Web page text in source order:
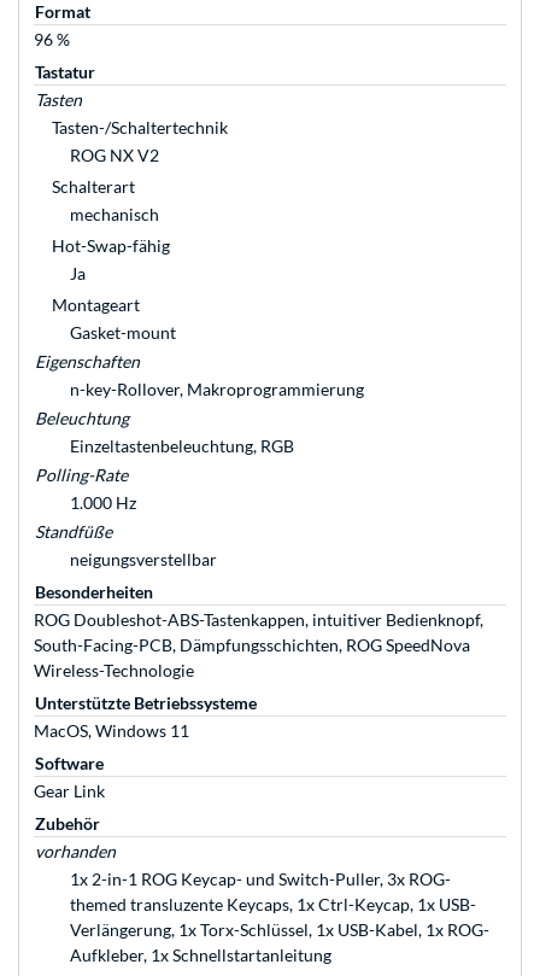
Format
96 %
Tastatur
Tasten
Tasten-/Schaltertechnik
ROG NX V2
Schalterart
mechanisch
Hot-Swap-fähig
Ja
Montageart
Gasket-mount
Eigenschaften
n-key-Rollover, Makroprogrammierung
Beleuchtung
Einzeltastenbeleuchtung, RGB
Polling-Rate
1.000 Hz
Standfüße
neigungsverstellbar
Besonderheiten
ROG Doubleshot-ABS-Tastenkappen, intuitiver Bedienknopf,
South-Facing-PCB, Dämpfungsschichten, ROG SpeedNova
Wireless-Technologie
Unterstützte Betriebssysteme
MacOS, Windows 11
Software
Gear Link
Zubehör
vorhanden
1x 2-in-1 ROG Keycap- und Switch-Puller, 3x ROG-
themed transluzente Keycaps, 1x Ctrl-Keycap, 1x USB-
Verlängerung, 1x Torx-Schlüssel, 1x USB-Kabel, 1x ROG-
Aufkleber, 1x Schnellstartanleitung